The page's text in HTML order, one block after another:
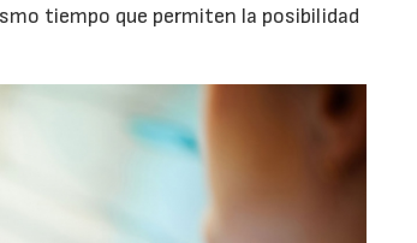
tiempo que permiten la posibilidad